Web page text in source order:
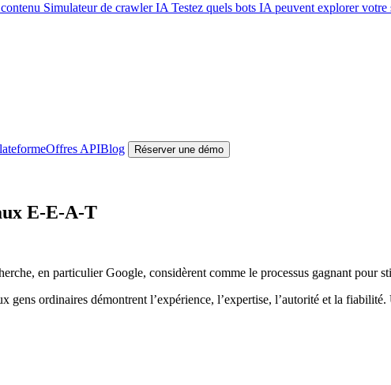
Simulateur de crawler IA Testez quels bots IA peuvent explorer votre
Offres APIBlog Réserver une démo
E-E-A-T
en particulier Google, considèrent comme le processus gagnant pour
ordinaires démontrent l’expérience, l’expertise, l’autorité et la